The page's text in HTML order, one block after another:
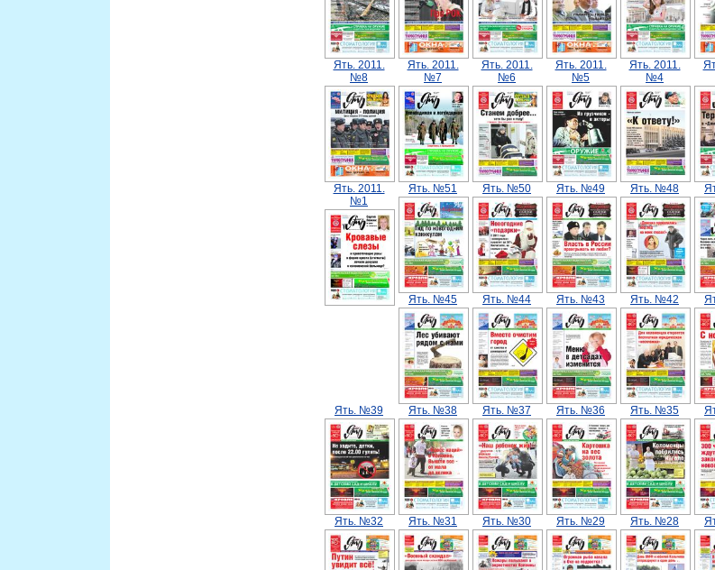
Ять. 2011.
№8
Ять. 2011.
№7
Ять. 2011.
№6
Ять. 2011.
№5
Ять. 2011.
№4
Ять. 2011.
№1
Ять. №51 Ять. №50 Ять. №49 Ять. №48
Ять. №45 Ять. №44 Ять. №43 Ять. №42
Ять. №39 Ять. №38 Ять. №37 Ять. №36 Ять. №35
Ять. №32 Ять. №31 Ять. №30 Ять. №29 Ять. №28